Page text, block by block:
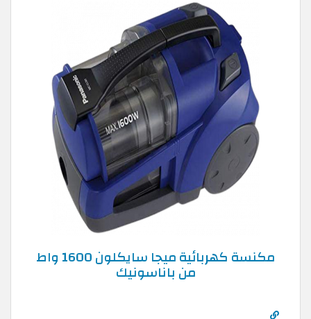
مكنسة كهربائية ميجا سايكلون 1600 واط
من باناسونيك